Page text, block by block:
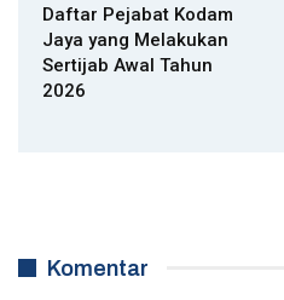
Daftar Pejabat Kodam
Jaya yang Melakukan
Sertijab Awal Tahun
2026
Komentar